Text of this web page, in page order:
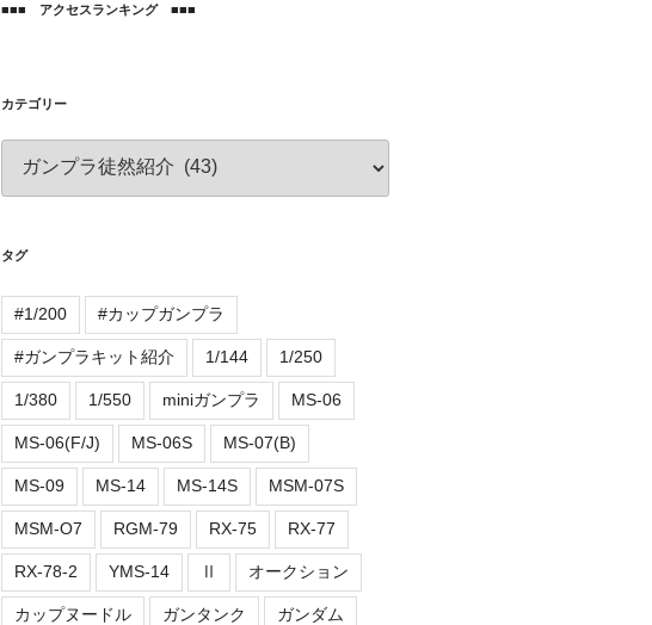
■■■ アクセスランキング ■■■
カテゴリー
ー
タグ
#1/200 #カップガンプラ
#ガンプラキット紹介 1/144 1/250
1/380 1/550 miniガンプラ MS-06
MS-06(F/J) MS-06S MS-07(B)
MS-09 MS-14 MS-14S MSM-07S
MSM-O7 RGM-79 RX-75 RX-77
RX-78-2 YMS-14 Ⅱ オークション
カップヌードル ガンタンク ガンダム